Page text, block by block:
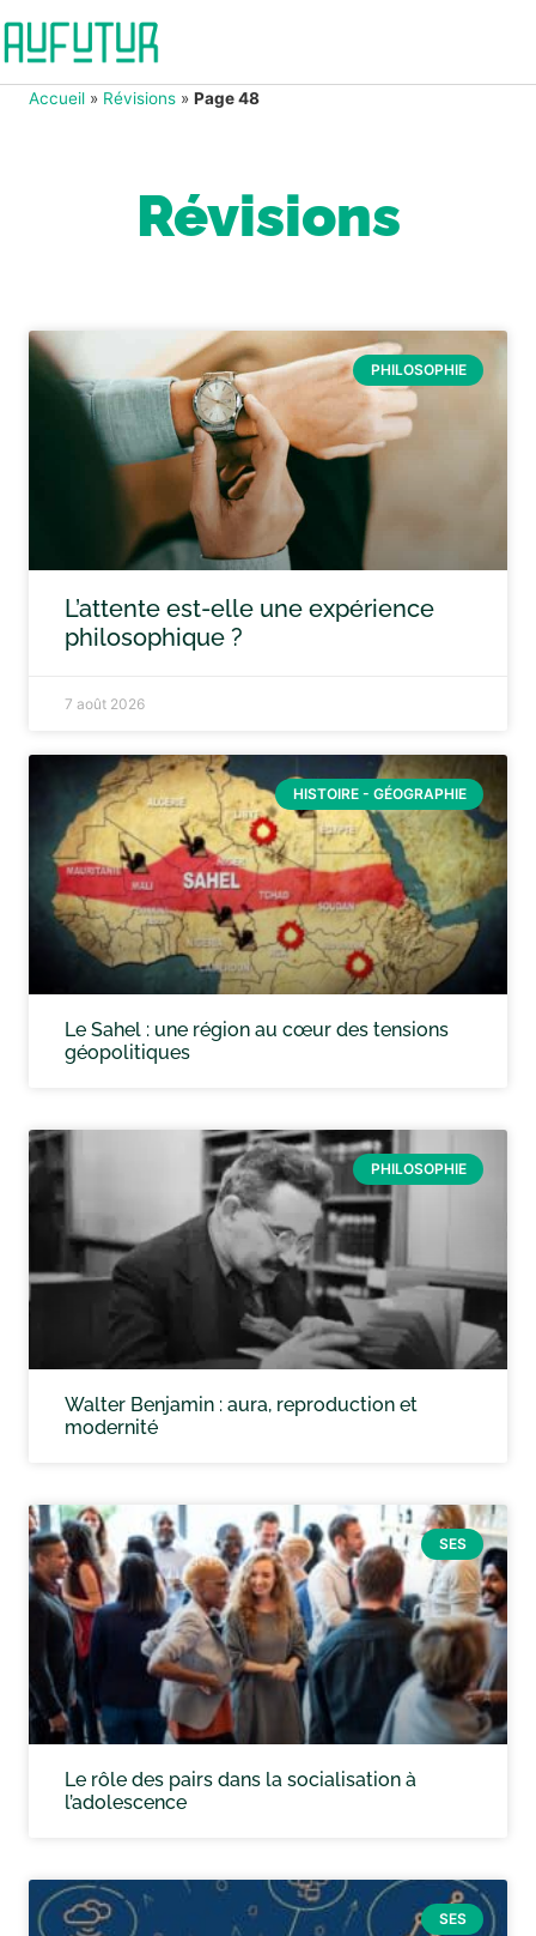
Accueil » Révisions » Page 48
Révisions
PHILOSOPHIE
L’attente est-elle une expérience
philosophique ?
7 août 2026
HISTOIRE - GÉOGRAPHIE
Le Sahel : une région au cœur des tensions
géopolitiques
PHILOSOPHIE
Walter Benjamin : aura, reproduction et
modernité
SES
Le rôle des pairs dans la socialisation à
l’adolescence
SES